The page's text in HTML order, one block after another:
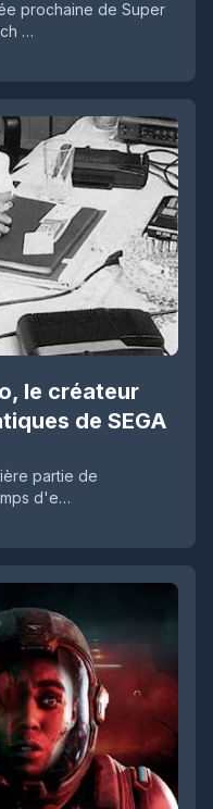
prochaine de Super
…
le créateur
de SEGA
partie de
d'e…